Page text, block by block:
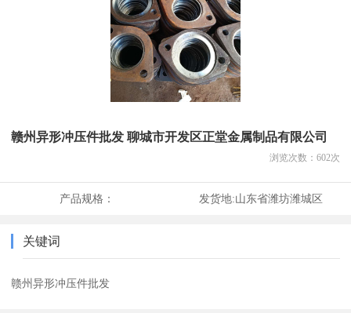
赣州异形冲压件批发 聊城市开发区正堂金属制品有限公司
浏览次数： 602次
产品规格： 发货地:山东省潍坊潍城区
关键词
赣州异形冲压件批发